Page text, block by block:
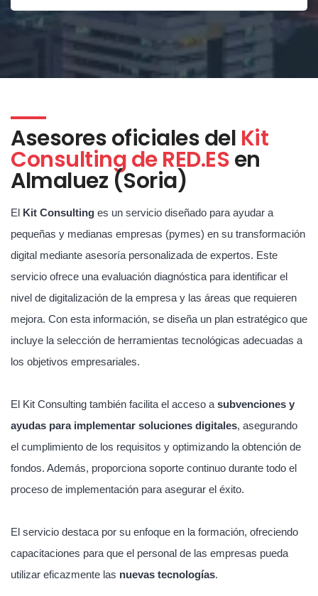
Asesores oficiales del Kit
Consulting de RED.ESen
Almaluez (Soria)
El Kit Consulting es un servicio diseñado para ayudar a
pequeñas y medianas empresas (pymes) en su transformación
digital mediante asesoría personalizada de expertos. Este
servicio ofrece una evaluación diagnóstica para identificar el
nivel de digitalización de la empresa y las áreas que requieren
mejora. Con esta información, se diseña un plan estratégico que
incluye la selección de herramientas tecnológicas adecuadas a
los objetivos empresariales.
El Kit Consulting también facilita el acceso a subvenciones y
ayudas para implementar soluciones digitales, asegurando
el cumplimiento de los requisitos y optimizando la obtención de
fondos. Además, proporciona soporte continuo durante todo el
proceso de implementación para asegurar el éxito.
El servicio destaca por su enfoque en la formación, ofreciendo
capacitaciones para que el personal de las empresas pueda
utilizar eficazmente las nuevas tecnologías.